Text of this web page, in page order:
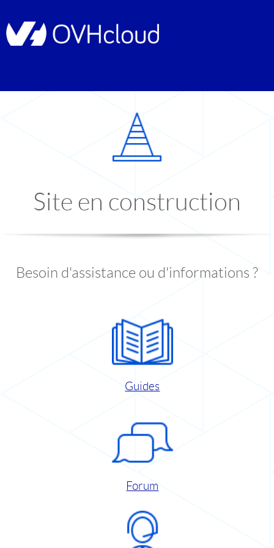
Site en construction
Besoin d'assistance ou d'informations ?
Guides
Forum